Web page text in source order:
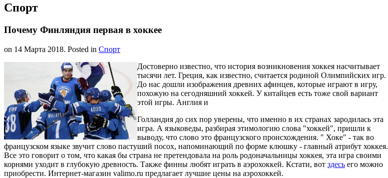
Спорт
Почему Финляндия первая в хоккее
on 14 Марта 2018. Posted in Спорт
Достоверно известно, что история возникновения хоккея насчитывает
тысячи лет. Греция, как известно, считается родиной Олимпийских игр.
До нас дошли изображения древних афинцев, которые играют в игру,
похожую на сегодняшний хоккей. У китайцев есть тоже свой вариант
этой игры. Англия и
Голландия до сих пор уверены, что именно в их странах зародилась эта
игра. А языковеды, разбирая этимологию слова "хоккей", пришли к
выводу, что слово это французского происхождения. " Хоке" - так во
французском языке звучит слово пастуший посох, напоминающий по форме клюшку - главный атрибут хоккея.
Все это говорит о том, что какая бы страна не претендовала на роль родоначальницы хоккея, эта игра своими
корнями уходит в глубокую древность. Также финны любят играть в аэрохоккей. Кстати, вот здесь его можно
приобрести. Интернет-магазин valimo.ru предлагает лучшие цены на аэрохоккей.